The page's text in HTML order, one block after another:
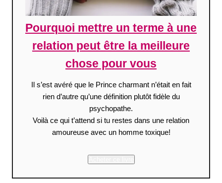
Pourquoi mettre un terme à une
relation peut être la meilleure
chose pour vous
Il s’est avéré que le Prince charmant n’était en fait
rien d’autre qu’une définition plutôt fidèle du
psychopathe.
Voilà ce qui t’attend si tu restes dans une relation
amoureuse avec un homme toxique!